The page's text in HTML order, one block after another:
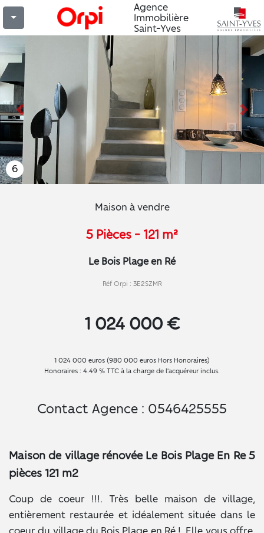
Agence
Immobilière
Saint-Yves
Previous
6
Maison à vendre
5 Pièces - 121 m²
Le Bois Plage en Ré
Réf Orpi : 3E2SZMR
1 024 000 €
1 024 000 euros (980 000 euros Hors Honoraires)
Honoraires : 4.49 % TTC à la charge de l'acquéreur inclus.
Contact Agence : 0546425555
Maison de village rénovée Le Bois Plage En Re 5
pièces 121 m2
Coup de coeur !!!. Très belle maison de village,
entièrement restaurée et idéalement située dans le
coeur du village du Bois Plage en Ré !. Elle vous offre,